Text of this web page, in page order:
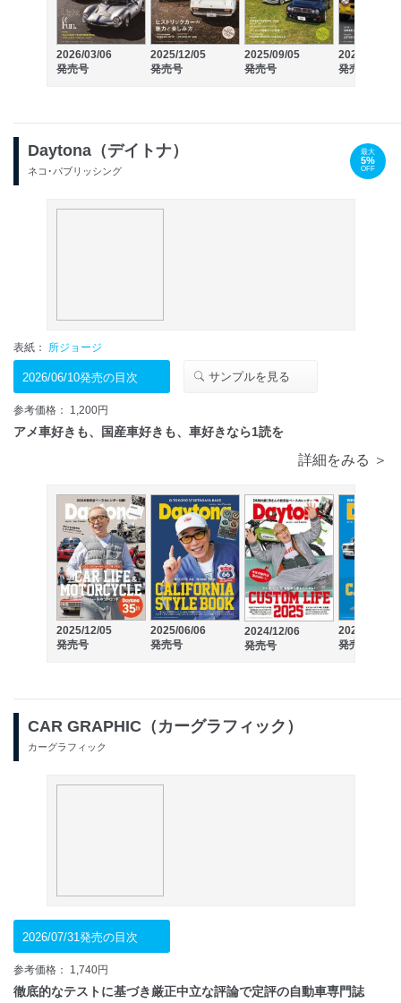
2026/03/06
発売号
2025/12/05
発売号
2025/09/05
発売号
2025/06/06
発売号
Daytona（デイトナ）
ネコ･パブリッシング
最大
5%
OFF
表紙： 所ジョージ
2026/06/10発売の目次 サンプルを見る
参考価格： 1,200円
アメ車好きも、国産車好きも、車好きなら1読を
詳細をみる ＞
2025/12/05
発売号
2025/06/06
発売号
2024/12/06
発売号
2024/06/06
発売号
CAR GRAPHIC（カーグラフィック）
カーグラフィック
2026/07/31発売の目次
参考価格： 1,740円
徹底的なテストに基づき厳正中立な評論で定評の自動車専門誌